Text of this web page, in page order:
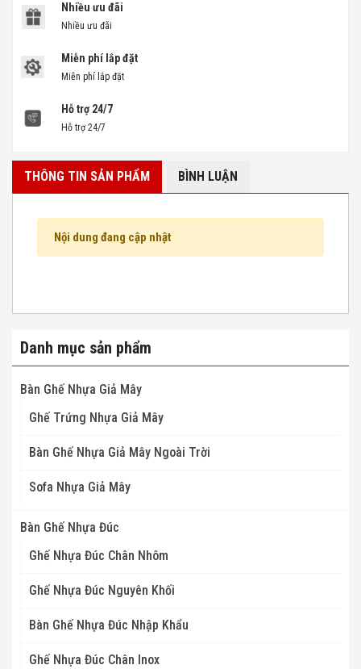
Nhiều ưu đãi
Nhiều ưu đãi
Miễn phí lắp đặt
Miễn phí lắp đặt
Hỗ trợ 24/7
Hỗ trợ 24/7
THÔNG TIN SẢN PHẨM BÌNH LUẬN
Nội dung đang cập nhật
Danh mục sản phẩm
Bàn Ghế Nhựa Giả Mây
Ghế Trứng Nhựa Giả Mây
Bàn Ghế Nhựa Giả Mây Ngoài Trời
Sofa Nhựa Giả Mây
Bàn Ghế Nhựa Đúc
Ghế Nhựa Đúc Chân Nhôm
Ghế Nhựa Đúc Nguyên Khối
Bàn Ghế Nhựa Đúc Nhập Khẩu
Ghế Nhựa Đúc Chân Inox